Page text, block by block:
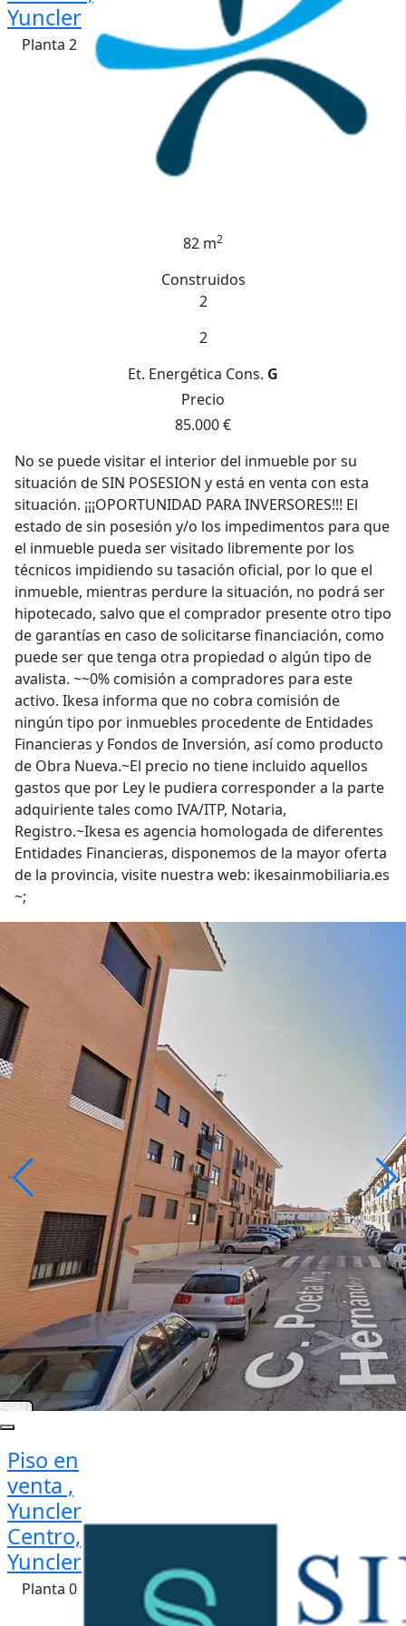
Yuncler
Planta 2
82 m2
Construidos
2
2
Et. Energética Cons. G
Precio
85.000 €
No se puede visitar el interior del inmueble por su
situación de SIN POSESION y está en venta con esta
situación. ¡¡¡OPORTUNIDAD PARA INVERSORES!!! El
estado de sin posesión y/o los impedimentos para que
el inmueble pueda ser visitado libremente por los
técnicos impidiendo su tasación oficial, por lo que el
inmueble, mientras perdure la situación, no podrá ser
hipotecado, salvo que el comprador presente otro tipo
de garantías en caso de solicitarse financiación, como
puede ser que tenga otra propiedad o algún tipo de
avalista. ~~0% comisión a compradores para este
activo. Ikesa informa que no cobra comisión de
ningún tipo por inmuebles procedente de Entidades
Financieras y Fondos de Inversión, así como producto
de Obra Nueva.~El precio no tiene incluido aquellos
gastos que por Ley le pudiera corresponder a la parte
adquiriente tales como IVA/ITP, Notaria,
Registro.~Ikesa es agencia homologada de diferentes
Entidades Financieras, disponemos de la mayor oferta
de la provincia, visite nuestra web: ikesainmobiliaria.es
~;
Piso en
venta ,
Yuncler
Centro,
Yuncler
Planta 0